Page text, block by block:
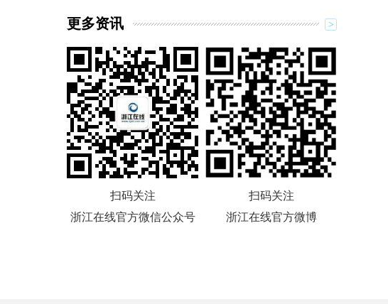
更多资讯
扫码关注
浙江在线官方微信公众号
扫码关注
浙江在线官方微博